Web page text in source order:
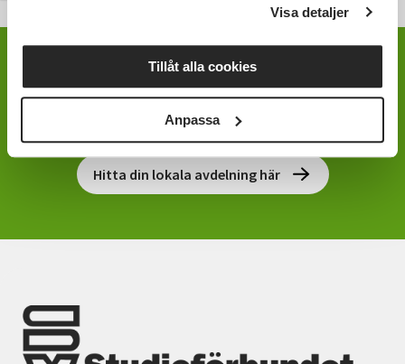
Visa detaljer
Tillåt alla cookies
Anpassa
Kontakta oss för samarbete
Hitta din lokala avdelning här